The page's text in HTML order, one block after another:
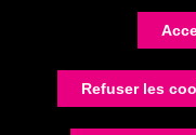
Refuser les